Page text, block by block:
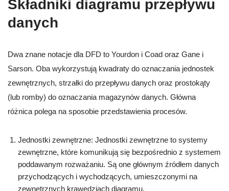
Składniki diagramu przepływu
danych
Dwa znane notacje dla DFD to Yourdon i Coad oraz Gane i
Sarson. Oba wykorzystują kwadraty do oznaczania jednostek
zewnętrznych, strzałki do przepływu danych oraz prostokąty
(lub romby) do oznaczania magazynów danych. Główna
różnica polega na sposobie przedstawienia procesów.
Jednostki zewnętrzne: Jednostki zewnętrzne to systemy
zewnętrzne, które komunikują się bezpośrednio z systemem
poddawanym rozważaniu. Są one głównym źródłem danych
przychodzących i wychodzących, umieszczonymi na
zewnętrznych krawędziach diagramu.